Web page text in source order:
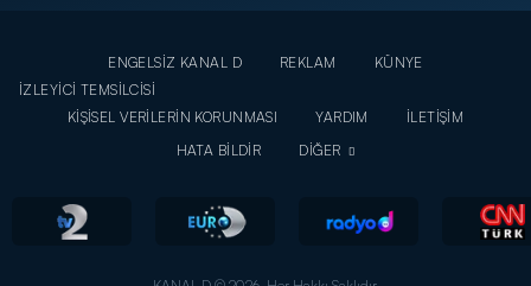
ENGELSİZ KANAL D REKLAM
KÜNYE
İZLEYİCİ TEMSİLCİSİ
KİŞİSEL VERİLERİN KORUNMASI
YARDIM
İLETİŞİM
HATA BİLDİR
DİĞER